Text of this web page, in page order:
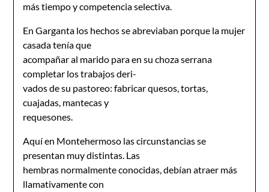
más tiempo y competencia selectiva.
En Garganta los hechos se abreviaban porque la mujer
casada tenía que
acompañar al marido para en su choza serrana
completar los trabajos deri-
vados de su pastoreo: fabricar quesos, tortas,
cuajadas, mantecas y
requesones.
Aquí en Montehermoso las circunstancias se
presentan muy distintas. Las
hembras normalmente conocidas, debían atraer más
llamativamente con